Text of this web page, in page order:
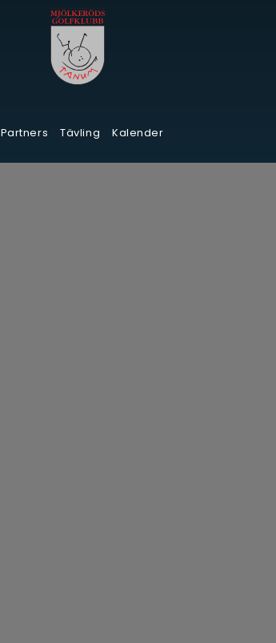
Partners Tävling Kalender